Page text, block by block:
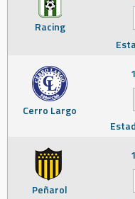
Racing
Cerro Largo
Peñarol